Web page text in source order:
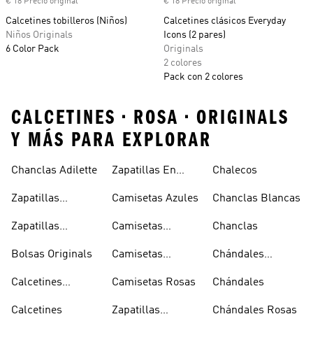
Calcetines tobilleros (Niños)
Niños Originals
6 Color Pack
Calcetines clásicos Everyday
Icons (2 pares)
Originals
2 colores
Pack con 2 colores
CALCETINES • ROSA • ORIGINALS
Y MÁS PARA EXPLORAR
Chanclas Adilette
Zapatillas
Zapatillas
Blancas
Bolsas Originals
Calcetines
Blancos
Calcetines
Zapatillas En
Camisetas Azules
Camisetas
Camisetas
Camisetas Rosas
Zapatillas
Chalecos
Chanclas Blancas
Chanclas
Chándales
Chándales
Chándales Rosas